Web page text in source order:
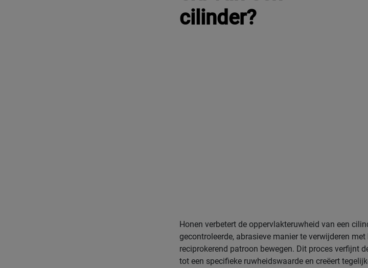
cilinder?
Honen verbetert de oppervlakteruwheid van een
gecontroleerde, abrasieve manier te verwijderen
reciprokerend patroon bewegen. Dit proces verfijnt
tot een specifieke ruwheidswaarde en creëert